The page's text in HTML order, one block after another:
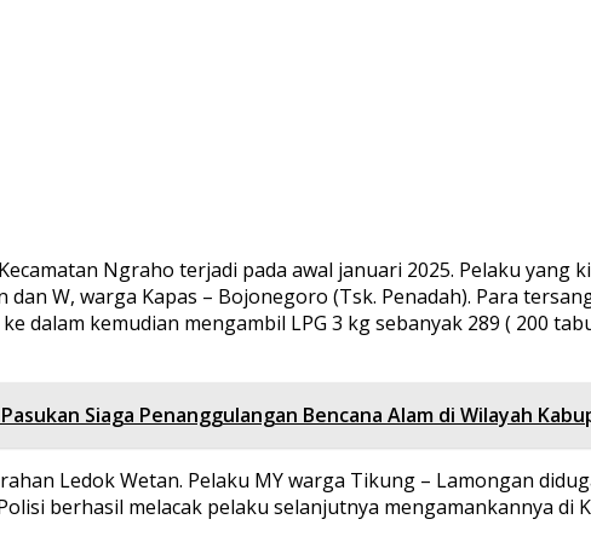
Ngraho terjadi pada awal januari 2025. Pelaku yang
W, warga Kapas – Bojonegoro (Tsk. Penadah). Para
dalam kemudian mengambil LPG 3 kg sebanyak 289 ( 200
Siaga Penanggulangan Bencana Alam di Wilayah
Ledok Wetan. Pelaku MY warga Tikung – Lamongan
berhasil melacak pelaku selanjutnya mengamankannya di